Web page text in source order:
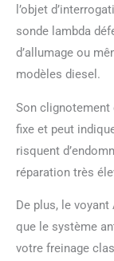
l’objet
sonde lambda
d’allumage ou
modèles diesel.
Son clignotement est plus alarmant qu’un simple allumage
fixe et peut
risquent
réparation très
De plus, le voyant ABS, lorsqu’il s’allume en orange, indique
que le système
votre freinage